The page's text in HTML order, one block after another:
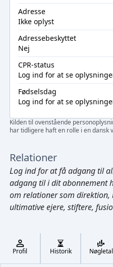
Cmd/Ctrl + K
Adresse
Ikke oplyst
Adressebeskyttet
Nej
CPR-status
Log ind for at se
Fødselsdag
Log ind for at se
Kilden til ovenstående
har tidligere haft en rolle i en dansk
Relationer
Log indfor at få adgang til
adgang til i dit abonnement
om relationer som direktion,
ultimative ejere, stiftere,
Profil Historik Nøgletal